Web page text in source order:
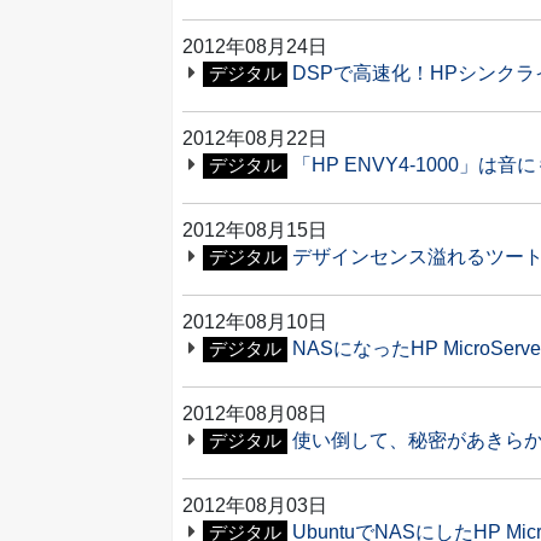
2012年08月24日
デジタル DSPで高速化！HPシンク
2012年08月22日
デジタル 「HP ENVY4-1000」は音
2012年08月15日
デジタル デザインセンス溢れるツー
2012年08月10日
デジタル NASになったHP
2012年08月08日
デジタル 使い倒して、秘密があきら
2012年08月03日
デジタル UbuntuでNASにしたHP